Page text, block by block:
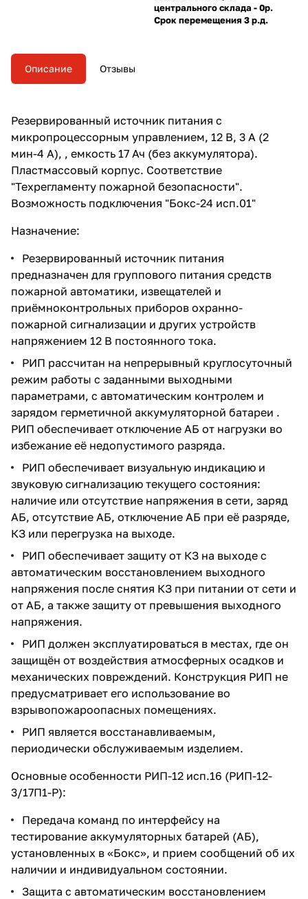
центрального склада - 0р.
Срок перемещения 3 р.д.
Описание Отзывы
Резервированный источник питания с
микропроцессорным управлением, 12 В, 3 А (2
мин-4 А), , емкость 17 Ач (без аккумулятора).
Пластмассовый корпус. Соответствие
"Техрегламенту пожарной безопасности".
Возможность подключения "Бокс-24 исп.01"
Назначение:
Резервированный источник питания
предназначен для группового питания средств
пожарной автоматики, извещателей и
приёмноконтрольных приборов охранно-
пожарной сигнализации и других устройств
напряжением 12 В постоянного тока.
РИП рассчитан на непрерывный круглосуточный
режим работы с заданными выходными
параметрами, с автоматическим контролем и
зарядом герметичной аккумуляторной батареи .
РИП обеспечивает отключение АБ от нагрузки во
избежание её недопустимого разряда.
РИП обеспечивает визуальную индикацию и
звуковую сигнализацию текущего состояния:
наличие или отсутствие напряжения в сети, заряд
АБ, отсутствие АБ, отключение АБ при её разряде,
КЗ или перегрузка на выходе.
РИП обеспечивает защиту от КЗ на выходе с
автоматическим восстановлением выходного
напряжения после снятия КЗ при питании от сети и
от АБ, а также защиту от превышения выходного
напряжения.
РИП должен эксплуатироваться в местах, где он
защищён от воздействия атмосферных осадков и
механических повреждений. Конструкция РИП не
предусматривает его использование во
взрывопожароопасных помещениях.
РИП является восстанавливаемым,
периодически обслуживаемым изделием.
Основные особенности РИП-12 исп.16 (РИП-12-
3/17П1-Р):
Передача команд по интерфейсу на
тестирование аккумуляторных батарей (АБ),
установленных в «Бокс», и прием сообщений об их
наличии и индивидуальном состоянии.
Защита с автоматическим восстановлением